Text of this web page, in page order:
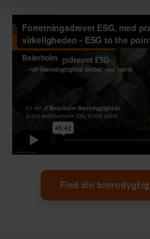
Find din